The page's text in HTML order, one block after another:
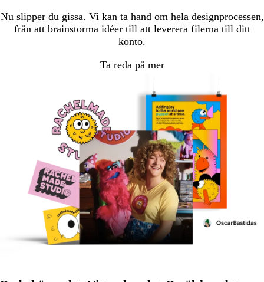
Nu slipper du gissa. Vi kan ta hand om hela designprocessen,
från att brainstorma idéer till att leverera filerna till ditt
konto.
Ta reda på mer